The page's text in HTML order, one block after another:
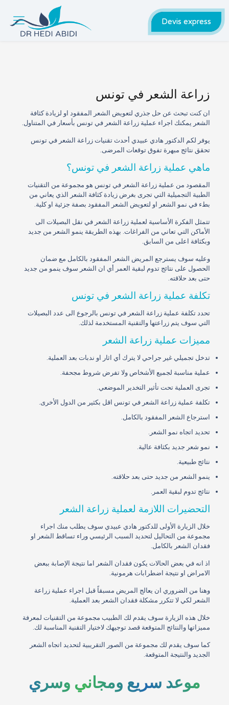
Devis express
زراعة الشعر في تونس
ان كنت تبحث عن حل جذري لتعويض الشعر المفقود او لزيادة كثافة
الشعر يمكنك اجراء عملية زراعة الشعر في تونس بأسعار في المتناول.
يوفر لكم الدكتور هادي عبيدي أحدث تقنيات زراعة الشعر في تونس
تحقق نتائج مبهرة تفوق توقعات المرضى.
ماهي عملية زراعة الشعر في تونس؟
المقصود من عملية زراعة الشعر في تونس هو مجموعة من التقنيات
الطبية التجميلية التي تجرى بغرض زيادة كثافة الشعر الذي يعاني من
بطء في نمو الشعر او لتعويض الشعر المفقود بصفة جزئية او كلية.
تتمثل الفكرة الأساسية لعملية زراعة الشعر في نقل البصيلات الى
الأماكن التي تعاني من الفراغات. بهذه الطريقة ينمو الشعر من جديد
وبكثافة اعلى من السابق.
وعليه سوف يسترجع المريض الشعر المفقود بالكامل مع ضمان
الحصول على نتائج تدوم لبقية العمر أي ان الشعر سوف ينمو من جديد
حتى بعد حلاقته.
تكلفة عملية زراعة الشعر في تونس
تحدد تكلفة عملية زراعة الشعر في تونس بالرجوع الى عدد البصيلات
التي سوف يتم زراعتها والتقنية المستخدمة لذلك.
مميزات عملية زراعة الشعر
تدخل تجميلي غير جراحي لا يترك أي اثار او ندبات بعد العملية.
عملية مناسبة لجميع الأشخاص ولا تفرض شروط مجحفة.
تجرى العملية تحت تأثير التخدير الموضعي.
تكلفة عملية زراعة الشعر في تونس اقل بكثير من الدول الأخرى.
استرجاع الشعر المفقود بالكامل.
تحديد اتجاه نمو الشعر.
نمو شعر جديد بكثافة عالية.
نتائج طبيعية.
ينمو الشعر من جديد حتى بعد حلاقته.
نتائج تدوم لبقية العمر.
التحضيرات اللازمة لعملية زراعة الشعر
خلال الزيارة الأولى للدكتور هادي عبيدي سوف يطلب منك اجراء
مجموعة من التحاليل لتحديد السبب الرئيسي وراء تساقط الشعر او
فقدان الشعر بالكامل.
اذ انه في بعض الحالات يكون فقدان الشعر اما نتيجة الإصابة ببعض
الامراض او نتيجة اضطرابات هرمونية.
وهنا من الضروري ان يعالج المريض مسبقاً قبل اجراء عملية زراعة
الشعر لكي لا تتكرر مشكلة فقدان الشعر بعد العملية.
خلال هذه الزيارة سوف يقدم لك الطبيب مجموعة من التقنيات لمعرفة
مميزاتها والنتائج المتوقعة قصد توجيهك لاختيار التقنية المناسبة لك.
كما سوف يقدم لك مجموعة من الصور التقريبية لتحديد اتجاه الشعر
الجديد والنتيجة المتوقعة.
موعد سريع ومجاني وسري